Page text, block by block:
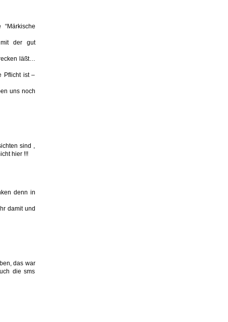
mit der gut
läßt…
Pflicht ist –
uns noch
sind ,
hier !!!
denn in
damit und
das war
die sms